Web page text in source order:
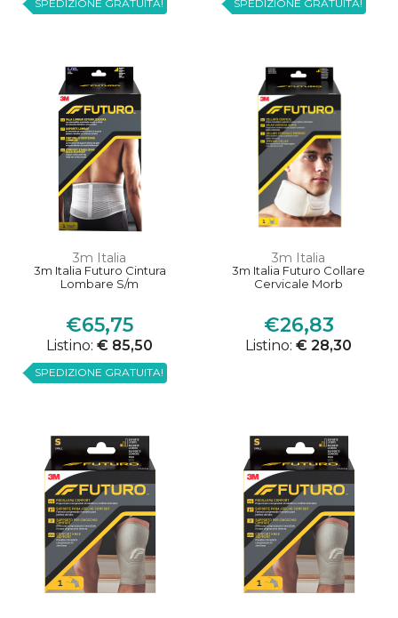
SPEDIZIONE GRATUITA! SPEDIZIONE GRATUITA!
3m Italia
3m Italia Futuro Cintura
Lombare S/m
€65,75
Listino: € 85,50
SPEDIZIONE GRATUITA!
3m Italia
3m Italia Futuro Collare
Cervicale Morb
€26,83
Listino: € 28,30